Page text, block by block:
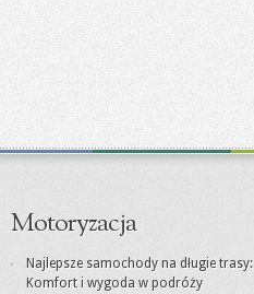
Motoryzacja
Najlepsze samochody na długie trasy:
Komfort i wygoda w podróży